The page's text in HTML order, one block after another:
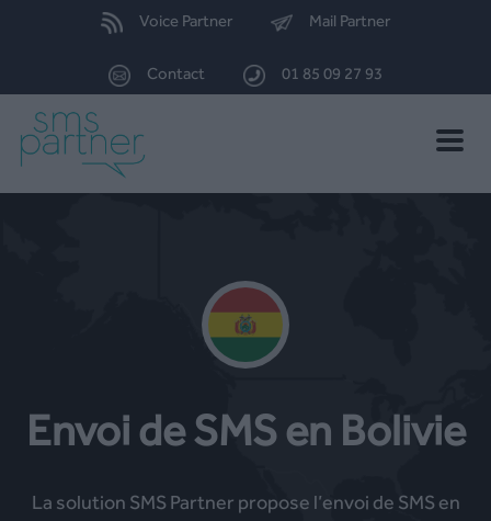
Voice Partner Mail Partner
Contact 01 85 09 27 93
Toggle
Envoi de SMS en Bolivie
La solution SMS Partner propose l’envoi de SMS en